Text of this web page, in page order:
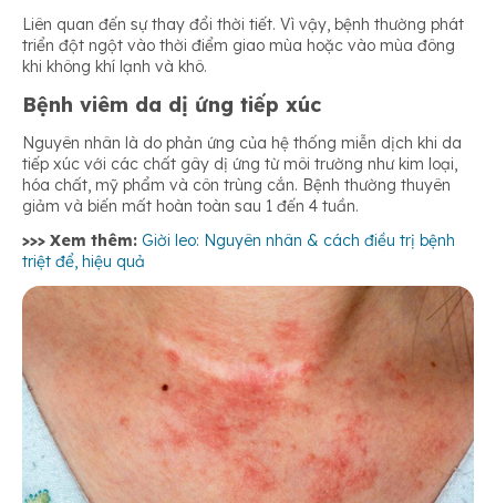
Liên quan đến sự thay đổi thời tiết. Vì vậy, bệnh thường phát
triển đột ngột vào thời điểm giao mùa hoặc vào mùa đông
khi không khí lạnh và khô.
Bệnh viêm da dị ứng tiếp xúc
Nguyên nhân là do phản ứng của hệ thống miễn dịch khi da
tiếp xúc với các chất gây dị ứng từ môi trường như kim loại,
hóa chất, mỹ phẩm và côn trùng cắn. Bệnh thường thuyên
giảm và biến mất hoàn toàn sau 1 đến 4 tuần.
>>> Xem thêm: Giời leo: Nguyên nhân & cách điều trị bệnh
triệt để, hiệu quả